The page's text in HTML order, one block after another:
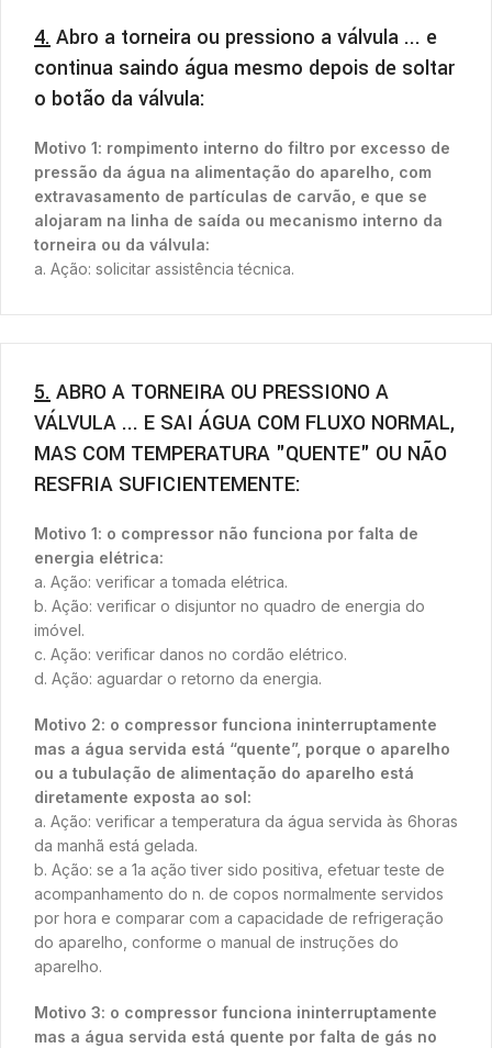
4. Abro a torneira ou pressiono a válvula ... e
continua saindo água mesmo depois de soltar
o botão da válvula:
Motivo 1: rompimento interno do filtro por excesso de
pressão da água na alimentação do aparelho, com
extravasamento de partículas de carvão, e que se
alojaram na linha de saída ou mecanismo interno da
torneira ou da válvula:
a. Ação: solicitar assistência técnica.
5. ABRO A TORNEIRA OU PRESSIONO A
VÁLVULA ... E SAI ÁGUA COM FLUXO NORMAL,
MAS COM TEMPERATURA "QUENTE" OU NÃO
RESFRIA SUFICIENTEMENTE:
Motivo 1: o compressor não funciona por falta de
energia elétrica:
a. Ação: verificar a tomada elétrica.
b. Ação: verificar o disjuntor no quadro de energia do
imóvel.
c. Ação: verificar danos no cordão elétrico.
d. Ação: aguardar o retorno da energia.
Motivo 2: o compressor funciona ininterruptamente
mas a água servida está “quente”, porque o aparelho
ou a tubulação de alimentação do aparelho está
diretamente exposta ao sol:
a. Ação: verificar a temperatura da água servida às 6horas
da manhã está gelada.
b. Ação: se a 1a ação tiver sido positiva, efetuar teste de
acompanhamento do n. de copos normalmente servidos
por hora e comparar com a capacidade de refrigeração
do aparelho, conforme o manual de instruções do
aparelho.
Motivo 3: o compressor funciona ininterruptamente
mas a água servida está quente por falta de gás no